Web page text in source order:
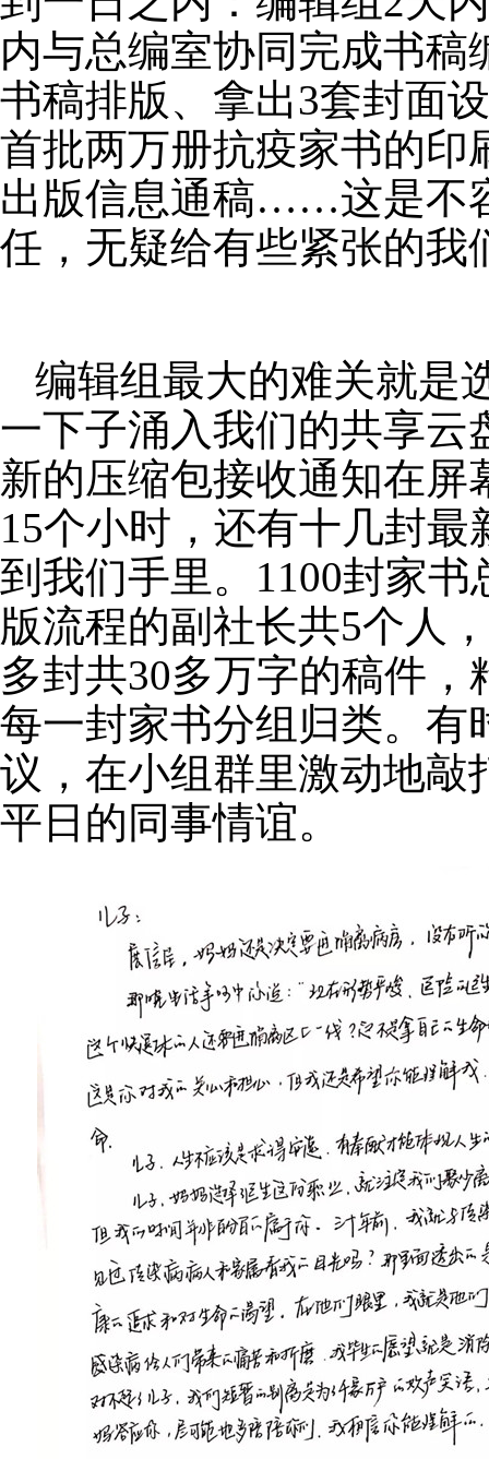
内与总编室协同完成书
书稿排版、拿出3套封面
首批两万册抗疫家书的印
出版信息通稿……这是不
任，无疑给有些紧张的我
编辑组最大的难关就是
一下子涌入我们的共享云
新的压缩包接收通知在
15个小时，还有十几封最
到我们手里。 1100封家书
版流程的副社长共5个人
多封共30多万字的稿件，
每一封家书分组归类。有
议，在小组群里激动地敲
平日的同事情谊。